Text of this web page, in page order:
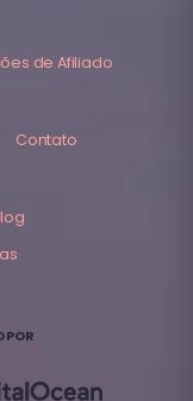
de Afiliado
Contato
POR